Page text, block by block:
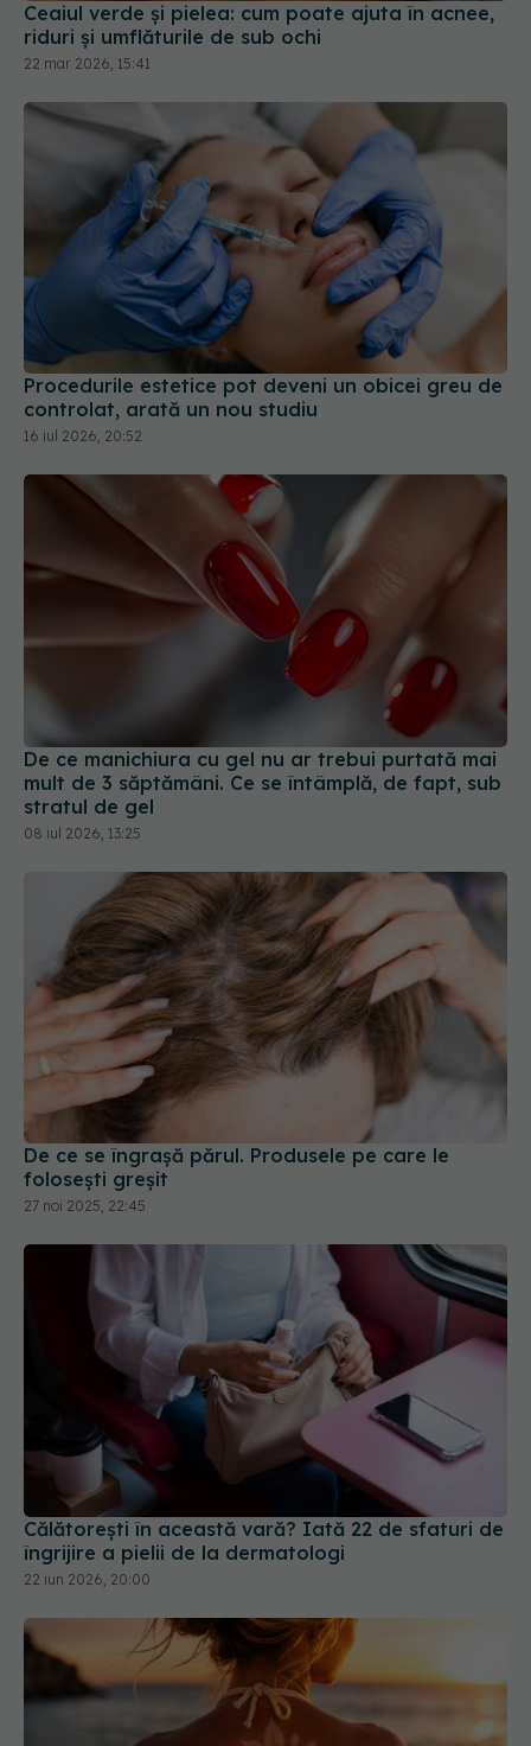
Procedurile estetice pot deveni un obicei greu de
controlat, arată un nou studiu
16 iul 2026, 20:52
De ce manichiura cu gel nu ar trebui purtată mai
mult de 3 săptămâni. Ce se întâmplă, de fapt, sub
08 iul 2026, 13:25
De ce se îngrașă părul. Produsele pe care le
folosești greșit
Călătorești în această vară? Iată 22 de sfaturi de
îngrijire a pielii de la dermatologi
22 iun 2026, 20:00